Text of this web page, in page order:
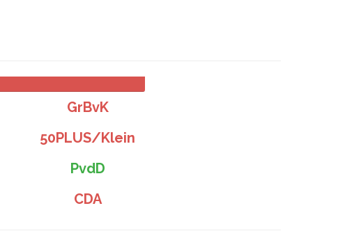
GrBvK
50PLUS/Klein
PvdD
CDA